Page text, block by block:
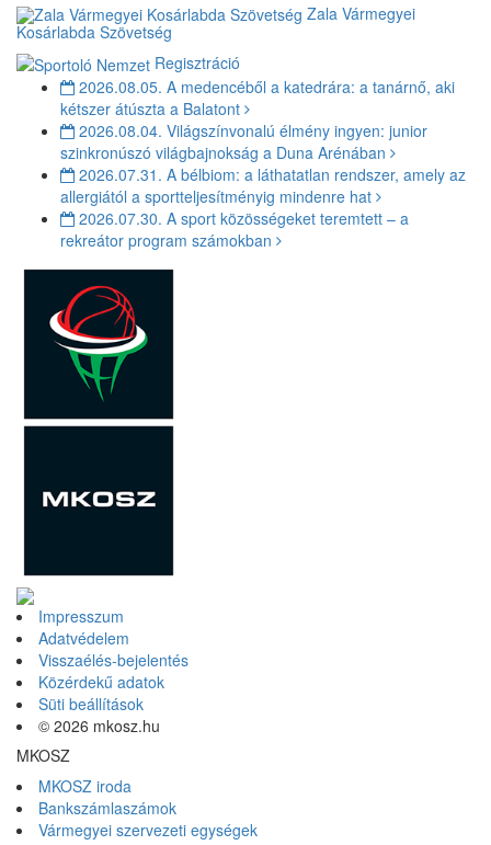
Zala Vármegyei
Kosárlabda Szövetség
Regisztráció
2026.08.05. A medencéből a katedrára: a tanárnő, aki
kétszer átúszta a Balatont
2026.08.04. Világszínvonalú élmény ingyen: junior
szinkronúszó világbajnokság a Duna Arénában
2026.07.31. A bélbiom: a láthatatlan rendszer, amely az
allergiától a sportteljesítményig mindenre hat
2026.07.30. A sport közösségeket teremtett – a
rekreátor program számokban
Impresszum
Adatvédelem
Visszaélés-bejelentés
Közérdekű adatok
Süti beállítások
© 2026 mkosz.hu
MKOSZ
MKOSZ iroda
Bankszámlaszámok
Vármegyei szervezeti egységek